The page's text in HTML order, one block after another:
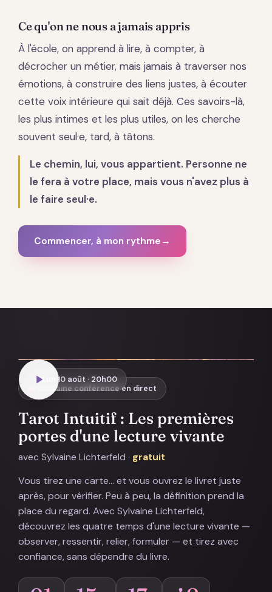
Ce qu'on ne nous a jamais appris
À l'école, on apprend à lire, à compter, à
décrocher un métier, mais jamais à traverser nos
émotions, à construire des liens justes, à écouter
cette voix intérieure qui sait déjà. Ces savoirs-là,
les plus intimes et les plus utiles, on les cherche
souvent seul·e, tard, à tâtons.
Le chemin, lui, vous appartient. Personne ne
le fera à votre place, mais vous n'avez plus à
le faire seul·e.
Commencer, à mon rythme →
Prochaine conférence en direct
Tarot Intuitif : Les premières
portes d'une lecture vivante
avec Sylvaine Lichterfeld · gratuit
Vous tirez une carte… et vous ouvrez le livret juste
après, pour vérifier. Peu à peu, la définition prend la
place du regard. Avec Sylvaine Lichterfeld,
découvrez les quatre temps d'une lecture vivante —
observer, ressentir, relier, formuler — et tirez avec
confiance, sans dépendre du livre.
Lun 10 août · 20h00